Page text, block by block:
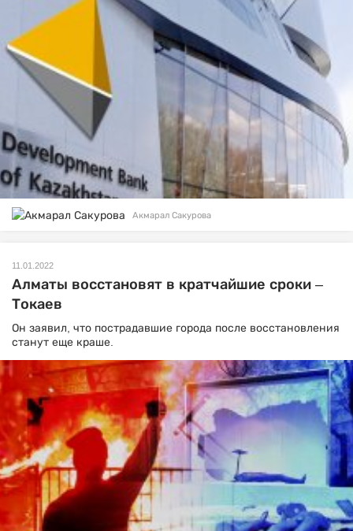
Акмарал Сакурова
11.01.2022
Алматы восстановят в кратчайшие сроки –
Токаев
Он заявил, что пострадавшие города после восстановления
станут еще краше.